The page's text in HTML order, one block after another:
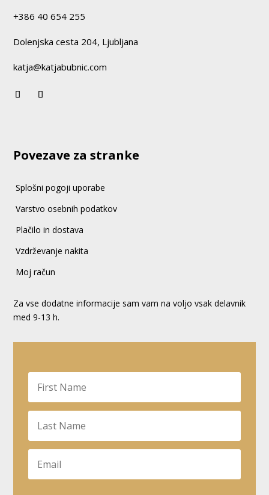
+386 40 654 255
Dolenjska cesta 204, Ljubljana
katja@katjabubnic.com
Povezave za stranke
Splošni pogoji uporabe
Varstvo osebnih podatkov
Plačilo in dostava
Vzdrževanje nakita
Moj račun
Za vse dodatne informacije sam vam na voljo vsak delavnik
med 9-13 h.